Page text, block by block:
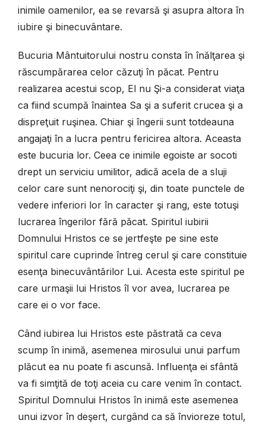
inimile oamenilor, ea se revarsă şi asupra altora în
iubire şi binecuvântare.
Bucuria Mântuitorului nostru consta în înălţarea şi
răscumpărarea celor căzuţi în păcat. Pentru
realizarea acestui scop, El nu Şi-a considerat viaţa
ca fiind scumpă înaintea Sa şi a suferit crucea şi a
dispreţuit ruşinea. Chiar şi îngerii sunt totdeauna
angajaţi în a lucra pentru fericirea altora. Aceasta
este bucuria lor. Ceea ce inimile egoiste ar socoti
drept un serviciu umilitor, adică acela de a sluji
celor care sunt nenorociţi şi, din toate punctele de
vedere inferiori lor în caracter şi rang, este totuşi
lucrarea îngerilor fără păcat. Spiritul iubirii
Domnului Hristos ce se jertfeşte pe sine este
spiritul care cuprinde întreg cerul şi care constituie
esenţa binecuvântărilor Lui. Acesta este spiritul pe
care urmaşii lui Hristos îl vor avea, lucrarea pe
care ei o vor face.
Când iubirea lui Hristos este păstrată ca ceva
scump în inimă, asemenea mirosului unui parfum
plăcut ea nu poate fi ascunsă. Influenţa ei sfântă
va fi simţită de toţi aceia cu care venim în contact.
Spiritul Domnului Hristos în inimă este asemenea
unui izvor în deşert, curgând ca să învioreze totul,